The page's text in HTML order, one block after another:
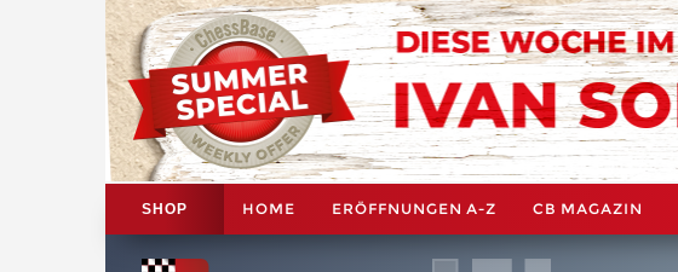
SHOP HOME ERÖFFNUNGEN A-Z CB MAGAZIN